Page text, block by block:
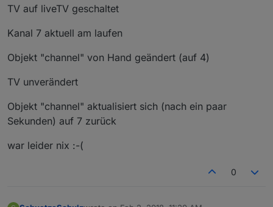
TV auf liveTV geschaltet
Kanal 7 aktuell am laufen
Objekt "channel" von Hand geändert (auf 4)
TV unverändert
Objekt "channel" aktualisiert sich (nach ein paar
Sekunden) auf 7 zurück
war leider nix :-(
0